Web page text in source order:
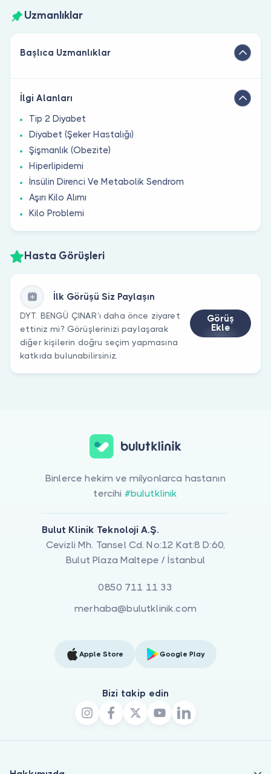
Uzmanlıklar
Başlıca Uzmanlıklar
İlgi Alanları
Tip 2 Diyabet
Diyabet (Şeker Hastalığı)
Şişmanlık (Obezite)
Hiperlipidemi
İnsülin Direnci Ve Metabolik Sendrom
Aşırı Kilo Alımı
Kilo Problemi
Hasta Görüşleri
İlk Görüşü Siz Paylaşın
DYT. BENGÜ ÇINAR’ı daha önce ziyaret
ettiniz mi? Görüşlerinizi paylaşarak
diğer kişilerin doğru seçim yapmasına
katkıda bulunabilirsiniz.
Görüş
Ekle
Binlerce hekim ve milyonlarca hastanın
tercihi #bulutklinik
Bulut Klinik Teknoloji A.Ş.
Cevizli Mh. Tansel Cd. No:12 Kat:8 D:60,
Bulut Plaza Maltepe / İstanbul
0850 711 11 33
merhaba@bulutklinik.com
Apple Store Google Play
Bizi takip edin